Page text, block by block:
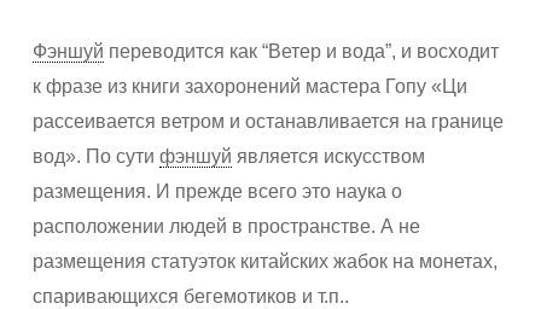
Фэншуй переводится как “Ветер и вода”, и восходит
к фразе из книги захоронений мастера Гопу «Ци
рассеивается ветром и останавливается на границе
вод». По сути фэншуй является искусством
размещения. И прежде всего это наука о
расположении людей в пространстве. А не
размещения статуэток китайских жабок на монетах,
спаривающихся бегемотиков и т.п..